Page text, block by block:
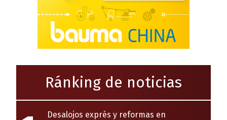
Ránking de noticias
Desalojos exprés y reformas en